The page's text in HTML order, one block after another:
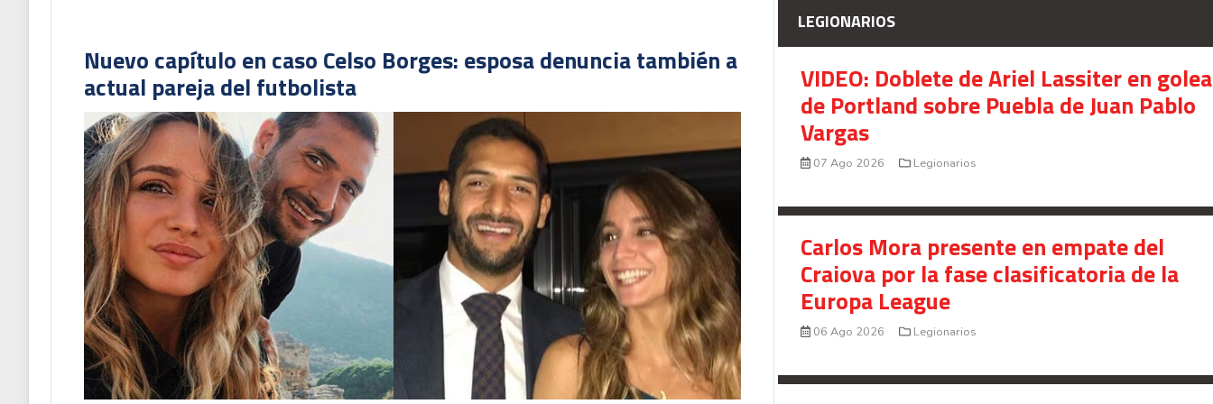
Nuevo capítulo en caso Celso Borges: esposa denuncia también a
actual pareja del futbolista
LEGIONARIOS
VIDEO: Doblete de Ariel Lassiter en
de Portland sobre Puebla de Juan Pablo
Vargas
07 Ago 2026 Legionarios
Carlos Mora presente en empate del
Craiova por la fase clasificatoria de la
Europa League
06 Ago 2026 Legionarios